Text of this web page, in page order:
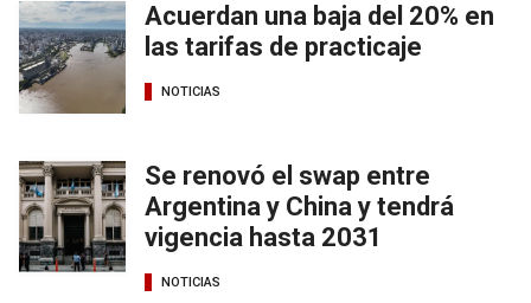
Acuerdan una baja del 20% en
las tarifas de practicaje
NOTICIAS
Se renovó el swap entre
Argentina y China y tendrá
vigencia hasta 2031
NOTICIAS